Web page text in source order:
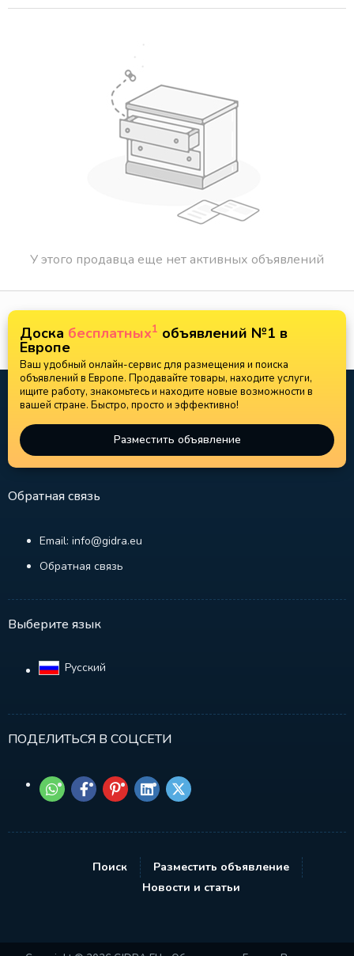
У этого продавца еще нет активных объявлений
Доска бесплатных1 объявлений №1 в
Европе
Ваш удобный онлайн-сервис для размещения и поиска
объявлений в Европе. Продавайте товары, находите услуги,
ищите работу, знакомьтесь и находите новые возможности в
вашей стране. Быстро, просто и эффективно!
Разместить объявление
Обратная связь
Email: info@gidra.eu
Обратная связь
Выберите язык
Русский‎
ПОДЕЛИТЬСЯ В СОЦСЕТИ
Поиск
Разместить объявление
Новости и статьи